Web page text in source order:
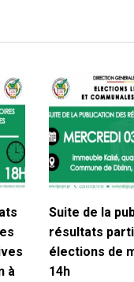
à
Suite de la
résultats
élections de
14h